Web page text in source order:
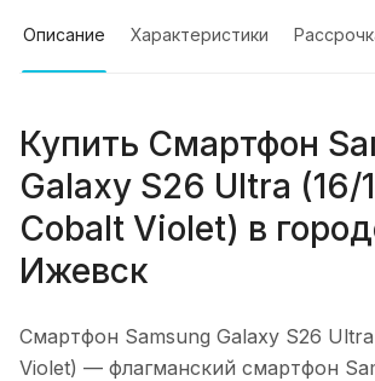
Описание Характеристики
Купить Смартфон
Galaxy S26 Ultra (16/
Cobalt Violet) в
Ижевск
Смартфон Samsung Galaxy S26
Violet) — флагманский смартфон